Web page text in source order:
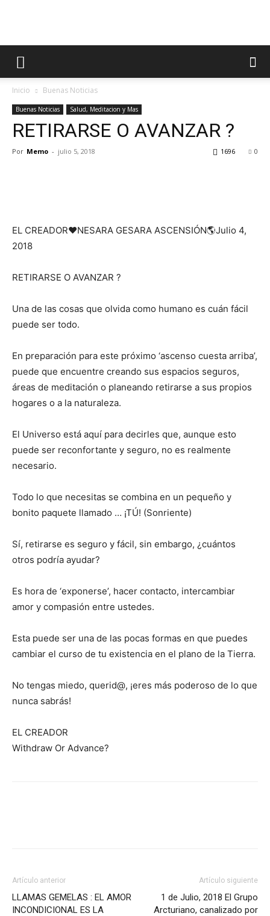
Inicio Buenas Noticias
Buenas Noticias Salud, Meditacion y Mas
RETIRARSE O AVANZAR ?
Por Memo - julio 5, 2018 0
1696
EL CREADOR❤NESARA GESARA ASCENSIÓN🌎Julio 4,
2018
RETIRARSE O AVANZAR ?
Una de las cosas que olvida como humano es cuán fácil
puede ser todo.
En preparación para este próximo ‘ascenso cuesta arriba’,
puede que encuentre creando sus espacios seguros,
áreas de meditación o planeando retirarse a sus propios
hogares o a la naturaleza.
El Universo está aquí para decirles que, aunque esto
puede ser reconfortante y seguro, no es realmente
necesario.
Todo lo que necesitas se combina en un pequeño y
bonito paquete llamado … ¡TÚ! (Sonriente)
Sí, retirarse es seguro y fácil, sin embargo, ¿cuántos
otros podría ayudar?
Es hora de ‘exponerse’, hacer contacto, intercambiar
amor y compasión entre ustedes.
Esta puede ser una de las pocas formas en que puedes
cambiar el curso de tu existencia en el plano de la Tierra.
No tengas miedo, querid@, ¡eres más poderoso de lo que
nunca sabrás!
EL CREADOR
Withdraw Or Advance?
Artículo anterior
LLAMAS GEMELAS : EL AMOR
INCONDICIONAL ES LA
Artículo siguiente
1 de Julio, 2018 El Grupo
Arcturiano, canalizado por